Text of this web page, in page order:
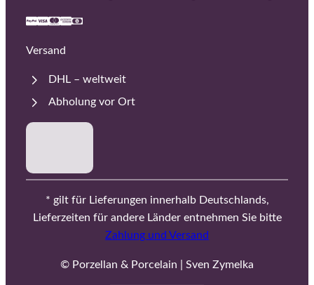
Versand
DHL – weltweit
Abholung vor Ort
* gilt für Lieferungen innerhalb Deutschlands,
Lieferzeiten für andere Länder entnehmen Sie bitte
Zahlung und Versand
© Porzellan & Porcelain | Sven Zymelka